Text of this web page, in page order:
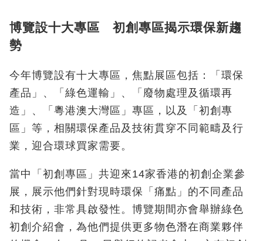
博覽設十大專區 初創專區揭示環保新趨
勢
今年博覽設有十大專區，焦點展區包括：「環保
產品」、「綠色運輸」、「廢物處理及循環再
造」、「粵港澳大灣區」專區，以及「初創專
區」等，相關環保產品及技術貫穿不同範疇及行
業，迎合環球買家需要。
當中「初創專區」共迎來14家香港的初創企業參
展，展示他們針對現時環保「痛點」的不同產品
和技術，非常具啟發性。博覽期間亦會舉辦綠色
初創介紹會，為他們提供更多物色潛在商業夥伴